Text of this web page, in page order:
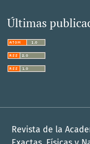
Últimas
Revista de la